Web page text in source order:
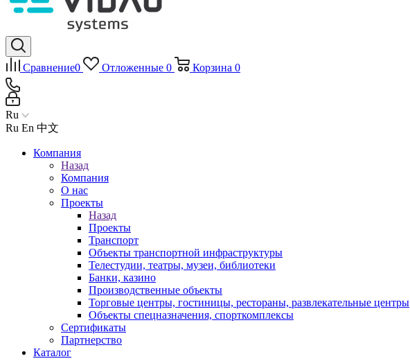
Сравнение0 Отложенные 0 Корзина 0
Ru
Ru En 中文
Компания
Назад
Компания
О нас
Проекты
Назад
Проекты
Транспорт
Объекты транспортной инфраструктуры
Телестудии, театры, музеи, библиотеки
Банки, казино
Производственные объекты
Торговые центры, гостиницы, рестораны, развлекательные центры
Объекты спецназначения, спорткомплексы
Сертификаты
Партнерство
Каталог